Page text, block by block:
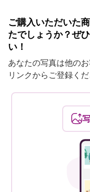
ご購入いただいた
たでしょうか？ぜ
い！
あなたの写真は他の
リンクからご登録くだ